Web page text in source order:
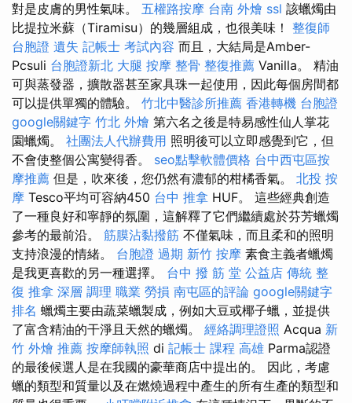
對是皮膚的男性氣味。 五權路按摩 台南 外燴 ssl 該蠟燭由
比提拉米蘇（Tiramisu）的幾層組成，也很美味！ 整復師
台胞證 遺失 記帳士 考試內容 而且，大結局是Amber-
Pcsuli 台胞證新北 大腿 按摩 整骨 整復推薦 Vanilla。 精油
可與蒸發器，擴散器甚至家具珠一起使用，因此每個房間都
可以提供單獨的體驗。 竹北中醫診所推薦 香港轉機 台胞證
google關鍵字 竹北 外燴 第六名之後是特易感性仙人掌花
園蠟燭。 社團法人代辦費用 照明後可以立即感覺到它，但
不會使整個公寓變得香。 seo點擊軟體價格 台中西屯區按
摩推薦 但是，吹來後，您仍然有濃郁的柑橘香氣。 北投 按
摩 Tesco平均可容納450 台中 推拿 HUF。 這些經典創造
了一種良好和寧靜的氛圍，這解釋了它們繼續處於芬芳蠟燭
參考的最前沿。 筋膜沾黏撥筋 不僅氣味，而且柔和的照明
支持浪漫的情緒。 台胞證 過期 新竹 按摩 素食主義者蠟燭
是我更喜歡的另一種選擇。 台中 撥 筋 堂 公益店 傳統 整
復 推拿 深層 調理 職業 勞損 南屯區的評論 google關鍵字
排名 蠟燭主要由蔬菜蠟製成，例如大豆或椰子蠟，並提供
了富含精油的干淨且天然的蠟燭。 經絡調理證照 Acqua 新
竹 外燴 推薦 按摩師執照 di 記帳士 課程 高雄 Parma認證
的最後候選人是在我國的豪華商店中提出的。 因此，考慮
蠟的類型和質量以及在燃燒過程中產生的所有生產的類型和